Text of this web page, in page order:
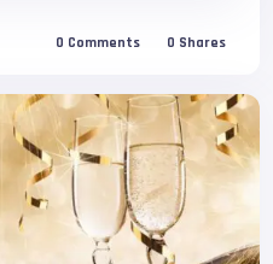
0 Comments 0 Shares